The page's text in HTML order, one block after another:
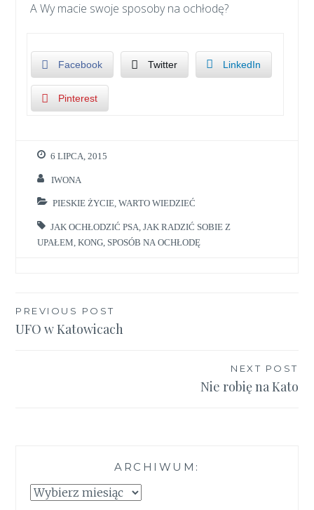
A Wy macie swoje sposoby na ochłodę?
Facebook Twitter LinkedIn
Pinterest
6 LIPCA, 2015
IWONA
PIESKIE ŻYCIE ,WARTO WIEDZIEĆ
JAK OCHŁODZIĆ PSA ,JAK RADZIĆ SOBIE Z
UPAŁEM ,KONG SPOSÓB NA OCHŁODĘ
Nawigacja
wpisu
PREVIOUS POST
UFO w Katowicach
NEXT POST
Nie robię na Kato
ARCHIWUM:
Archiwum: